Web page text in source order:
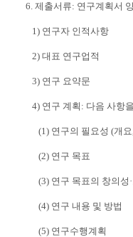
6. 제출서류: 연구계획서
1) 연구자 인적사항
2) 대표 연구업적
3) 연구 요약문
4) 연구 계획: 다음 사항
(1) 연구의 필요성 (개요
(2) 연구 목표
(3) 연구 목표의 창의성
(4) 연구 내용 및 방법
(5) 연구수행계획